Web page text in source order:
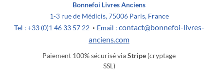
Bonnefoi Livres Anciens
1-3 rue de Médicis, 75006 Paris, France
Tel : +33 (0)1 46 33 57 22 • Email : contact@bonnefoi-livres-
anciens.com
Paiement 100% sécurisé viaStripe (cryptage
SSL)